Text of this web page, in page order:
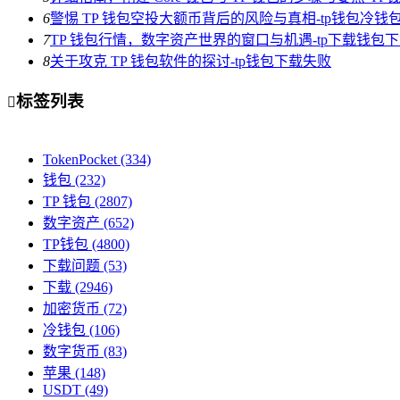
6警惕 TP 钱包空投大额币背后的风险与真相-tp钱包冷钱
7TP 钱包行情，数字资产世界的窗口与机遇-tp下载钱包
8关于攻克 TP 钱包软件的探讨-tp钱包下载失败
标签列表
TokenPocket (334)
钱包 (232)
TP 钱包 (2807)
数字资产 (652)
TP钱包 (4800)
下载问题 (53)
下载 (2946)
加密货币 (72)
冷钱包 (106)
数字货币 (83)
苹果 (148)
USDT (49)